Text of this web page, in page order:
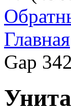
Главная
Gap